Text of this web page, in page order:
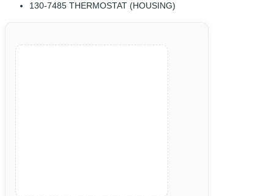
130-7485 THERMOSTAT (HOUSING)